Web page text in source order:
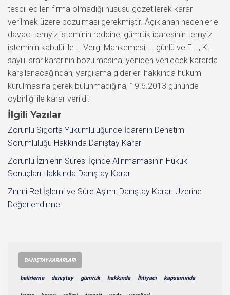
İlgili Yazılar
Zorunlu Sigorta Yükümlülüğünde İdarenin Denetim
Sorumluluğu Hakkında Danıştay Kararı
Zorunlu İzinlerin Süresi İçinde Alınmamasının Hukuki
Sonuçları Hakkında Danıştay Kararı
Zımni Ret İşlemi ve Süre Aşımı: Danıştay Kararı Üzerine
Değerlendirme
DANIŞTAY KARARLARI
belirleme danıştay gümrük hakkında İhtiyacı kapsamında